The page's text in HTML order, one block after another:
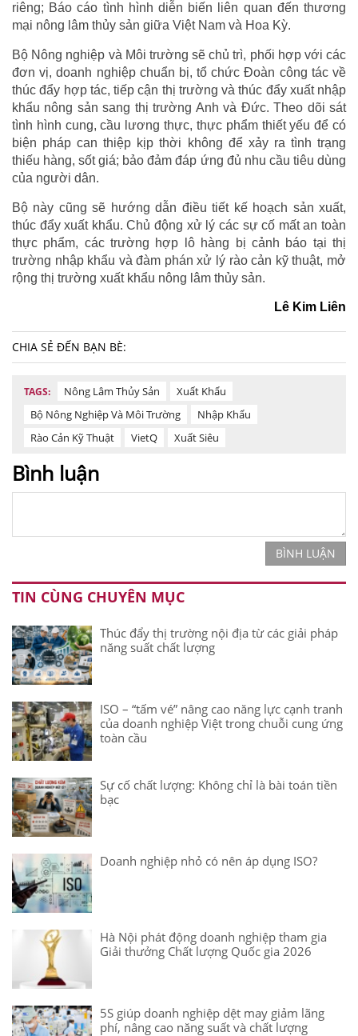
riêng; Báo cáo tình hình diễn biến liên quan đến thương
mại nông lâm thủy sản giữa Việt Nam và Hoa Kỳ.
Bộ Nông nghiệp và Môi trường sẽ chủ trì, phối hợp với các
đơn vị, doanh nghiệp chuẩn bị, tổ chức Đoàn công tác về
thúc đẩy hợp tác, tiếp cận thị trường và thúc đẩy xuất nhập
khẩu nông sản sang thị trường Anh và Đức. Theo dõi sát
tình hình cung, cầu lương thực, thực phẩm thiết yếu để có
biện pháp can thiệp kịp thời không để xảy ra tình trạng
thiếu hàng, sốt giá; bảo đảm đáp ứng đủ nhu cầu tiêu dùng
của người dân.
Bộ này cũng sẽ hướng dẫn điều tiết kế hoạch sản xuất,
thúc đẩy xuất khẩu. Chủ động xử lý các sự cố mất an toàn
thực phẩm, các trường hợp lô hàng bị cảnh báo tại thị
trường nhập khẩu và đàm phán xử lý rào cản kỹ thuật, mở
rộng thị trường xuất khẩu nông lâm thủy sản.
Lê Kim Liên
CHIA SẺ ĐẾN BẠN BÈ:
TAGS: Nông Lâm Thủy Sản
Xuất Khẩu
Bộ Nông Nghiệp Và Môi Trường
Nhập Khẩu
Rào Cản Kỹ Thuật
VietQ Xuất Siêu
Bình luận
BÌNH LUẬN
TIN CÙNG CHUYÊN MỤC
Thúc đẩy thị trường nội địa từ các giải pháp
năng suất chất lượng
ISO – “tấm vé” nâng cao năng lực cạnh tranh
của doanh nghiệp Việt trong chuỗi cung ứng
toàn cầu
Sự cố chất lượng: Không chỉ là bài toán tiền
bạc
Doanh nghiệp nhỏ có nên áp dụng ISO?
Hà Nội phát động doanh nghiệp tham gia
Giải thưởng Chất lượng Quốc gia 2026
5S giúp doanh nghiệp dệt may giảm lãng
phí, nâng cao năng suất và chất lượng